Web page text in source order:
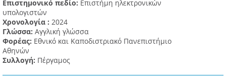
Επιστημονικό πεδίο: Επιστήμη ηλεκτρονικών
υπολογιστών
Χρονολογία : 2024
Γλώσσα: Αγγλική γλώσσα
Φορέας: Εθνικό και Καποδιστριακό Πανεπιστήμιο
Αθηνών
Συλλογή: Πέργαμος